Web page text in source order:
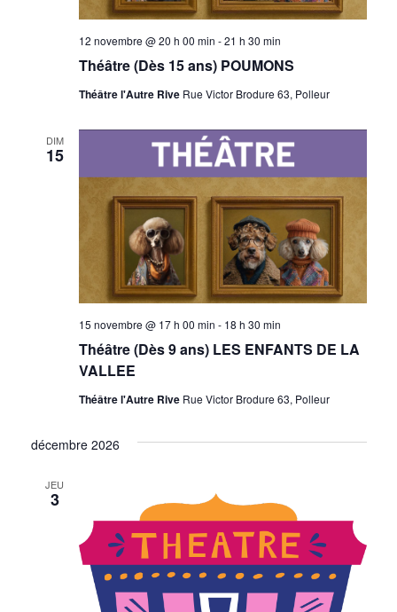
Théâtre (Dès 15 ans) POUMONS
12 novembre @ 20 h 00 min -21 h 30 min
Théâtre l'Autre Rive Rue Victor Brodure 63, Polleur
DIM
15
Théâtre (Dès 9 ans) LES ENFANTS DE LA
VALLEE
15 novembre @ 17 h 00 min - 18 h 30 min
Théâtre l'Autre Rive Rue Victor Brodure 63, Polleur
décembre 2026
JEU
3